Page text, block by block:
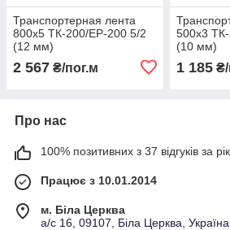
Транспортерная лента
800х5 ТК-200/ЕР-200 5/2
(12 мм)
2 567 ₴/пог.м
500х3
(10 мм)
1 185₴/
Про нас
100% позитивних з 37 відгуків за рік
Працює з 10.01.2014
м. Біла Церква
а/с 16, 09107, Біла Церква, Україна